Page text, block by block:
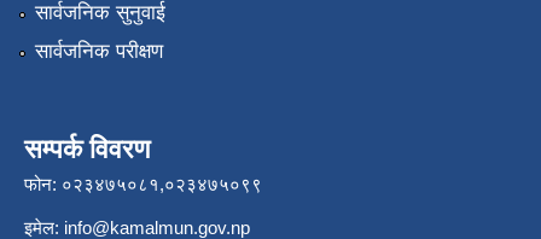
सार्वजनिक सुनुवाई
सार्वजनिक परीक्षण
सम्पर्क विवरण
फोन: ०२३४७५०८१,०२३४७५०९९
इमेल: info@kamalmun.gov.np